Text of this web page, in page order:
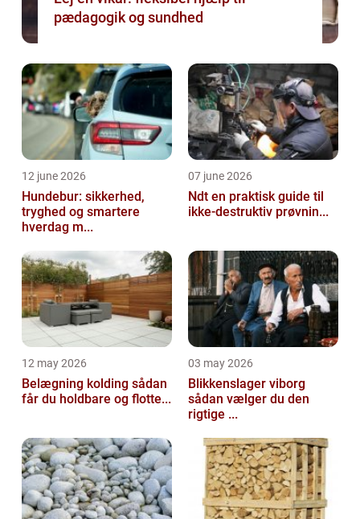
pædagogik og sundhed
12 june 2026
Hundebur: sikkerhed,
tryghed og smartere
hverdag m...
07 june 2026
Ndt en praktisk guide til
ikke-destruktiv prøvnin...
12 may 2026
Belægning kolding sådan
får du holdbare og flotte...
03 may 2026
Blikkenslager viborg
sådan vælger du den
rigtige ...